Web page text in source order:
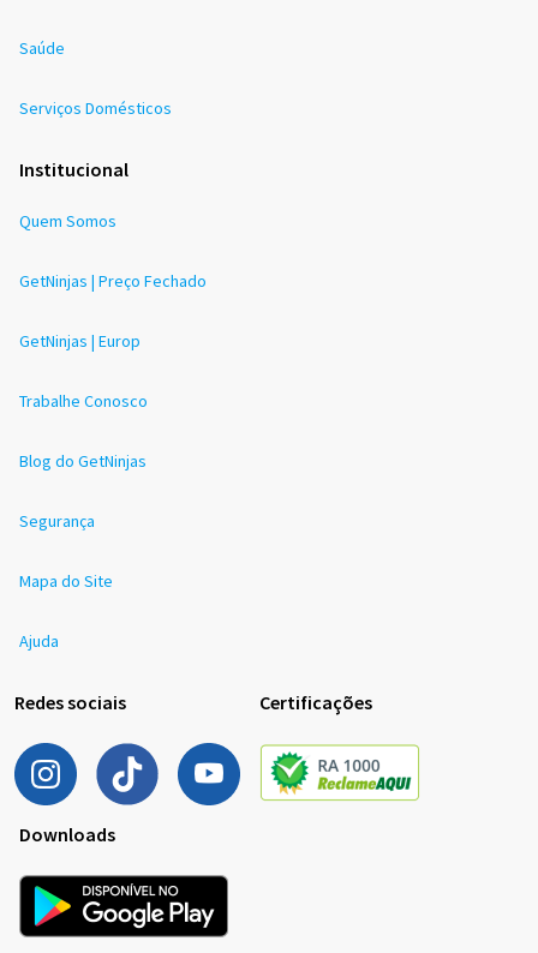
Saúde
Serviços Domésticos
Institucional
Quem Somos
GetNinjas | Preço Fechado
GetNinjas | Europ
Trabalhe Conosco
Blog do GetNinjas
Segurança
Mapa do Site
Ajuda
Redes sociais Certificações
Downloads